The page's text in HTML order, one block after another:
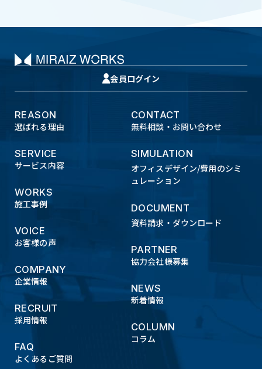
会員ログイン
REASON
選ばれる理由
SERVICE
サービス内容
WORKS
施工事例
VOICE
お客様の声
COMPANY
企業情報
RECRUIT
採用情報
FAQ
よくあるご質問
CONTACT
無料相談・お問い合わせ
SIMULATION
オフィスデザイン/費用のシミ
ュレーション
DOCUMENT
資料請求・ダウンロード
PARTNER
協力会社様募集
NEWS
新着情報
COLUMN
コラム